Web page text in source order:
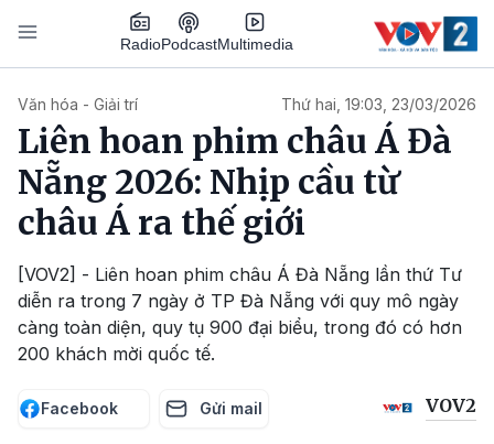
Nhảy đến nội dung
RadioPodcastMultimedia
Văn hóa - Giải trí Thứ hai, 19:03, 23/03/2026
Liên hoan phim châu Á Đà
Nẵng 2026: Nhịp cầu từ
châu Á ra thế giới
[VOV2] - Liên hoan phim châu Á Đà Nẵng lần thứ Tư
diễn ra trong 7 ngày ở TP Đà Nẵng với quy mô ngày
càng toàn diện, quy tụ 900 đại biểu, trong đó có hơn
200 khách mời quốc tế.
Facebook Gửi mail VOV2